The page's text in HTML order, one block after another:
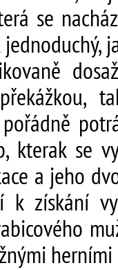
se
kterak se
a jeho
k získání